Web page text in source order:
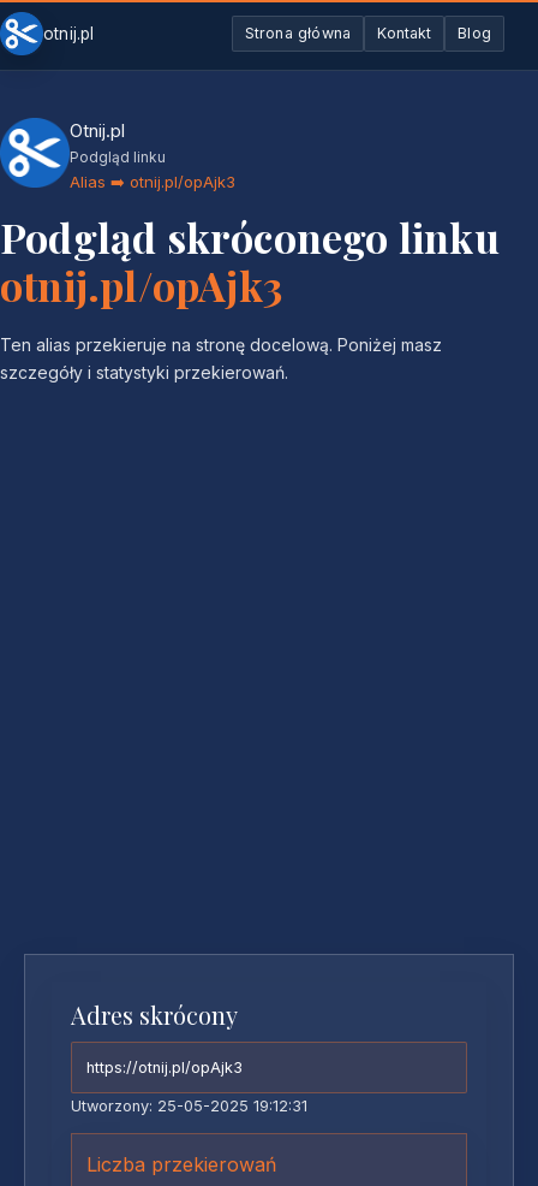
otnij.pl Strona główna Kontakt Blog
Otnij.pl
Podgląd linku
Alias ➡️ otnij.pl/opAjk3
Podgląd skróconego linku
otnij.pl/opAjk3
Ten alias przekieruje na stronę docelową. Poniżej masz
szczegóły i statystyki przekierowań.
Adres skrócony
https://otnij.pl/opAjk3
Utworzony: 25-05-2025 19:12:31
Liczba przekierowań